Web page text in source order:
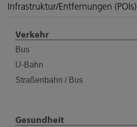
Infrastruktur/Entfernungen (POIs)
Verkehr
Bus
U-Bahn
Straßenbahn / Bus
Gesundheit